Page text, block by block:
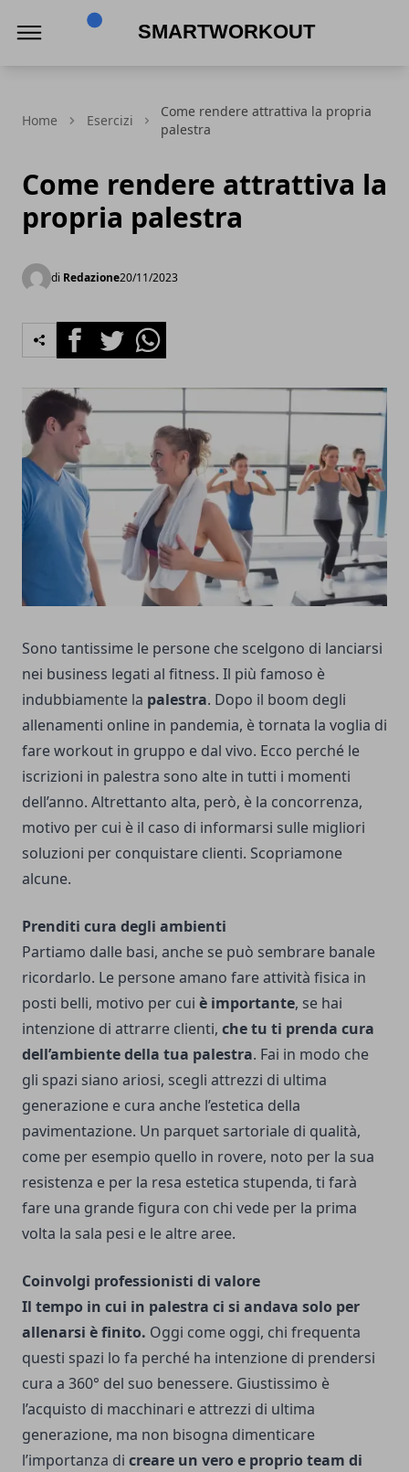
Home Esercizi
Come rendere attrattiva la propria
palestra
Come rendere attrattiva la
propria palestra
di Redazione20/11/2023
FacebookTwitterWhatsapp
Sono tantissime le persone che scelgono di lanciarsi
nei business legati al fitness. Il più famoso è
indubbiamente la palestra. Dopo il boom degli
allenamenti online in pandemia, è tornata la voglia di
fare workout in gruppo e dal vivo. Ecco perché le
iscrizioni in palestra sono alte in tutti i momenti
dell’anno. Altrettanto alta, però, è la concorrenza,
motivo per cui è il caso di informarsi sulle migliori
soluzioni per conquistare clienti. Scopriamone
alcune.
Prenditi cura degli ambienti
Partiamo dalle basi, anche se può sembrare banale
ricordarlo. Le persone amano fare attività fisica in
posti belli, motivo per cui è importante, se hai
intenzione di attrarre clienti, che tu ti prenda cura
dell’ambiente della tua palestra. Fai in modo che
gli spazi siano ariosi, scegli attrezzi di ultima
generazione e cura anche l’estetica della
pavimentazione. Un parquet sartoriale di qualità,
come per esempio quello in rovere, noto per la sua
resistenza e per la resa estetica stupenda, ti farà
fare una grande figura con chi vede per la prima
volta la sala pesi e le altre aree.
Coinvolgi professionisti di valore
Il tempo in cui in palestra ci si andava solo per
allenarsi è finito. Oggi come oggi, chi frequenta
questi spazi lo fa perché ha intenzione di prendersi
cura a 360° del suo benessere. Giustissimo è
l’acquisto di macchinari e attrezzi di ultima
generazione, ma non bisogna dimenticare
l’importanza di creare un vero e proprio team di